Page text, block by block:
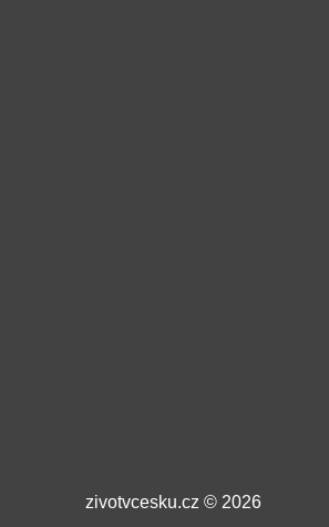
zivotvcesku.cz © 2026